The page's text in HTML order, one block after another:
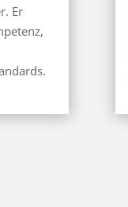
Er